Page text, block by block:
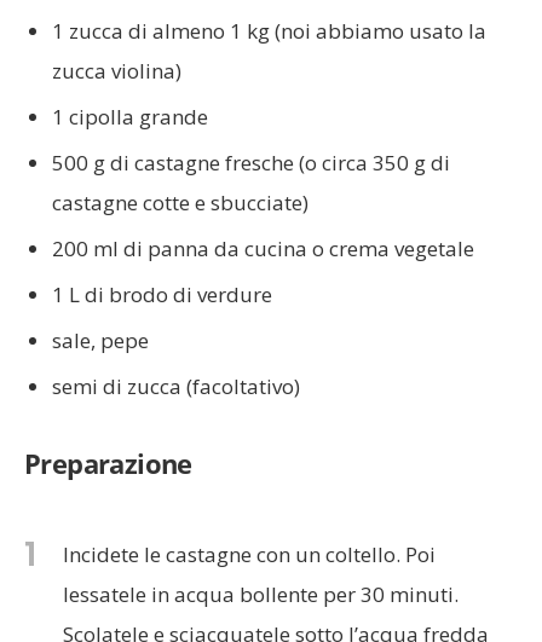
1 zucca di almeno 1 kg (noi abbiamo usato la
zucca violina)
1 cipolla grande
500 g di castagne fresche (o circa 350 g di
castagne cotte e sbucciate)
200 ml di panna da cucina o crema vegetale
1 L di brodo di verdure
sale, pepe
semi di zucca (facoltativo)
Preparazione
1
Incidete le castagne con un coltello. Poi
lessatele in acqua bollente per 30 minuti.
Scolatele e sciacquatele sotto l’acqua fredda